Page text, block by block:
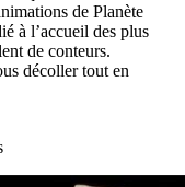
de Planète
à l’accueil des plus
de conteurs.
décoller tout en